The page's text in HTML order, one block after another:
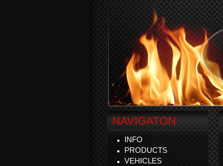
NAVIGATON
INFO
PRODUCTS
VEHICLES